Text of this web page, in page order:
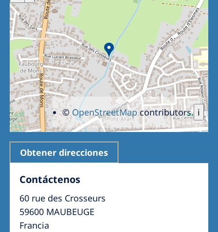
i
©OpenStreetMapcontributors.
Obtener direcciones
Contáctenos
60 rue des Crosseurs
59600 MAUBEUGE
Francia